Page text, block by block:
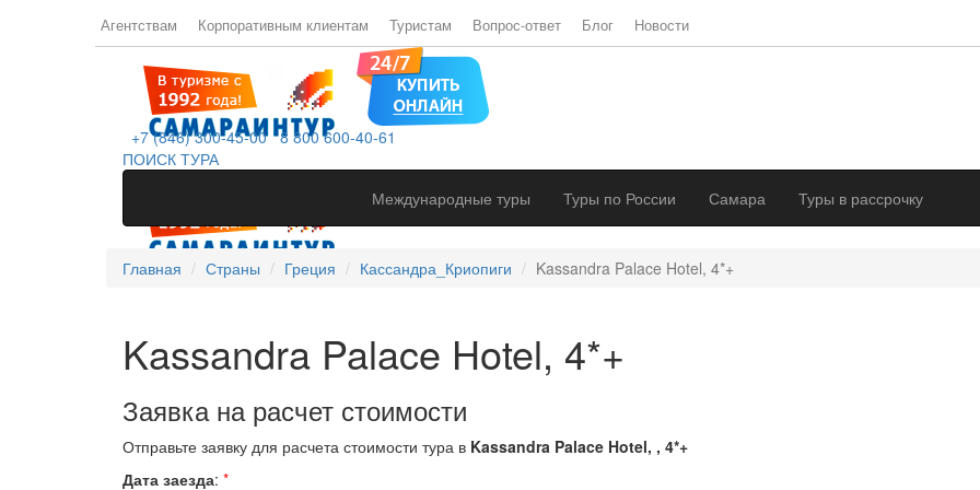
Агентствам Корпоративным клиентам Туристам Вопрос-ответ Блог Новости
+7 (846) 300-45-00 8 800 600-40-61
ПОИСК ТУРА
Международные туры
Туры по России Самара Туры в рассрочку
Главная Страны Греция Кассандра_Криопиги Kassandra Palace Hotel, 4*+
Kassandra Palace Hotel, 4*+
Заявка на расчет стоимости
Отправьте заявку для расчета стоимости тура в Kassandra Palace Hotel, , 4*+
Дата заезда: *